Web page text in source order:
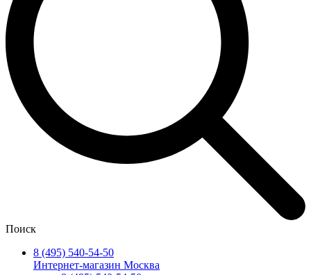
Поиск
8 (495) 540-54-50
Интернет-магазин Москва